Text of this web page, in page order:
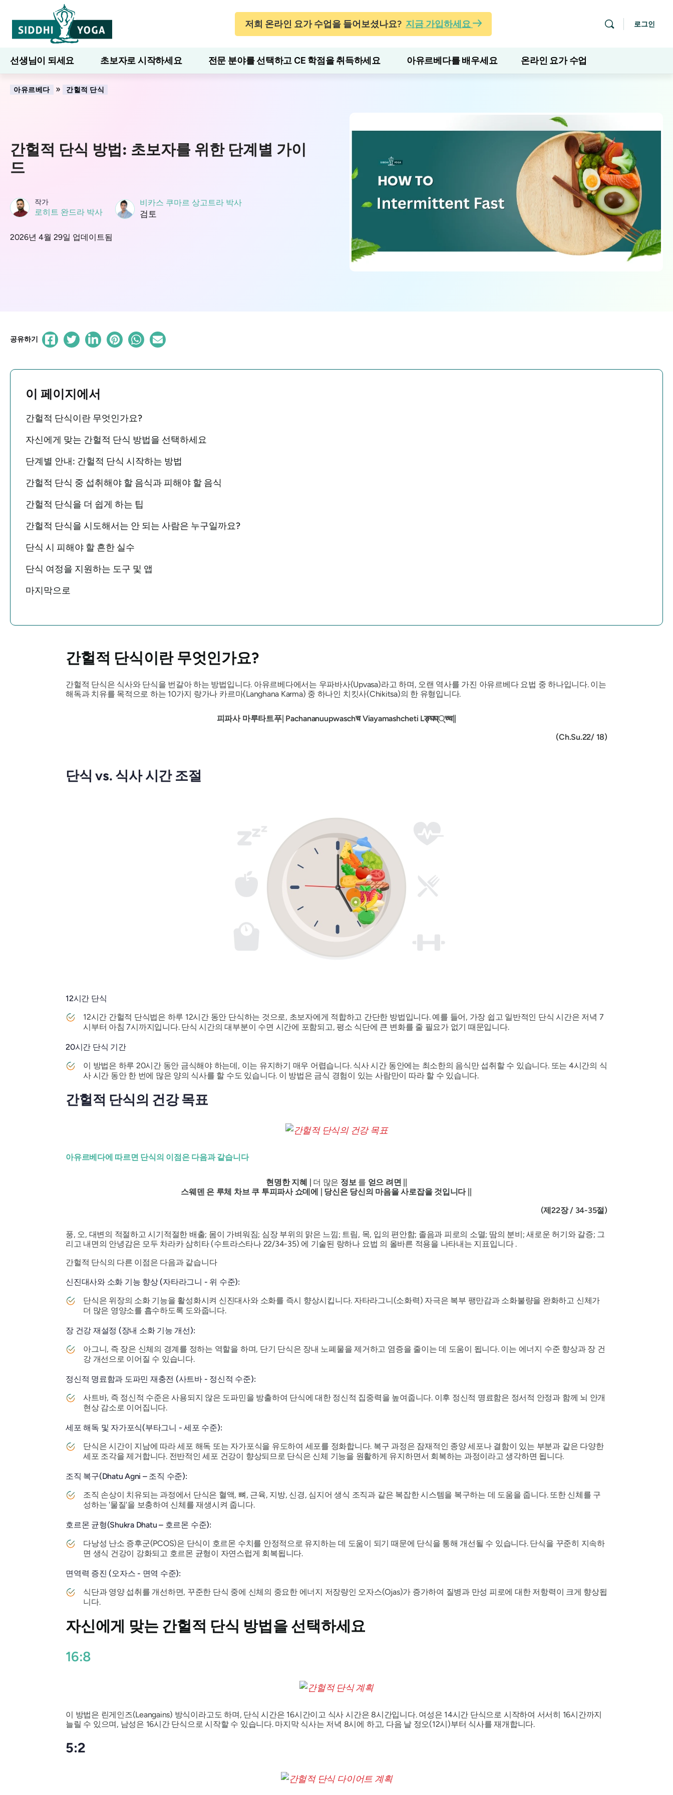
저희 온라인 요가 수업을 들어보셨나요? 지금 가입하세요 로그인
선생님이 되세요 초보자로 시작하세요 전문 분야를 선택하고 CE 학점을 취득하세요 아유르베다를 배우세요 온라인 요가 수업
7일간의 웰니스 블로그
아유르베다 » 간헐적 단식
간헐적 단식 방법: 초보자를 위한 단계별 가이
드
작가
로히트 완드라 박사
비카스 쿠마르 상고트라 박사
검토
2026년 4월 29일 업데이트됨
공유하기
이 페이지에서
간헐적 단식이란 무엇인가요?
자신에게 맞는 간헐적 단식 방법을 선택하세요
단계별 안내: 간헐적 단식 시작하는 방법
간헐적 단식 중 섭취해야 할 음식과 피해야 할 음식
간헐적 단식을 더 쉽게 하는 팁
간헐적 단식을 시도해서는 안 되는 사람은 누구일까요?
단식 시 피해야 할 흔한 실수
단식 여정을 지원하는 도구 및 앱
마지막으로
간헐적 단식이란 무엇인가요?
간헐적 단식은 식사와 단식을 번갈아 하는 방법입니다. 아유르베다에서는 우파바사(Upvasa)라고 하며, 오랜 역사를 가진 아유르베다 요법 중 하나입니다. 이는
해독과 치유를 목적으로 하는 10가지 랑가나 카르마(Langhana Karma) 중 하나인 치킷사(Chikitsa)의 한 유형입니다.
피파사 마루타트푸| Pachananuupwaschच Viayamashcheti Lङ्घघ््च्च||
(Ch.Su.22/ 18)
단식 vs. 식사 시간 조절
12시간 단식
12시간 간헐적 단식법은 하루 12시간 동안 단식하는 것으로, 초보자에게 적합하고 간단한 방법입니다. 예를 들어, 가장 쉽고 일반적인 단식 시간은 저녁 7
시부터 아침 7시까지입니다. 단식 시간의 대부분이 수면 시간에 포함되고, 평소 식단에 큰 변화를 줄 필요가 없기 때문입니다.
20시간 단식 기간
이 방법은 하루 20시간 동안 금식해야 하는데, 이는 유지하기 매우 어렵습니다. 식사 시간 동안에는 최소한의 음식만 섭취할 수 있습니다. 또는 4시간의 식
사 시간 동안 한 번에 많은 양의 식사를 할 수도 있습니다. 이 방법은 금식 경험이 있는 사람만이 따라 할 수 있습니다.
간헐적 단식의 건강 목표
아유르베다에 따르면 단식의 이점은 다음과 같습니다
현명한지혜 더 많은 정보를 얻으 려면
스웨덴 은 루체 차브 쿠 투피파사 쇼데에 | 당신은 당신의 마음을사로잡을 것입니다
(제22장 / 34-35절)
풍, 오, 대변의 적절하고 시기적절한 배출; 몸이 가벼워짐; 심장 부위의 맑은 느낌; 트림, 목, 입의 편안함; 졸음과 피로의 소멸; 땀의 분비; 새로운 허기와 갈증; 그
리고 내면의 안녕감은 모두 차라카 삼히타(수트라스타나 22/34-35) 에 기술된 랑하나 요법 의 올바른 적용을 나타내는 지표입니다 .
간헐적 단식의 다른 이점은 다음과 같습니다
신진대사와 소화 기능 향상 (자타라그니 - 위 수준):
단식은 위장의 소화 기능을 활성화시켜 신진대사와 소화를 즉시 향상시킵니다. 자타라그니(소화력) 자극은 복부 팽만감과 소화불량을 완화하고 신체가
더 많은 영양소를 흡수하도록 도와줍니다.
장 건강 재설정 (장내 소화 기능 개선):
아그니, 즉 장은 신체의 경계를 정하는 역할을 하며, 단기 단식은 장내 노폐물을 제거하고 염증을 줄이는 데 도움이 됩니다. 이는 에너지 수준 향상과 장 건
강 개선으로 이어질 수 있습니다.
정신적 명료함과 도파민 재충전 (사트바 - 정신적 수준):
사트바, 즉 정신적 수준은 사용되지 않은 도파민을 방출하여 단식에 대한 정신적 집중력을 높여줍니다. 이후 정신적 명료함은 정서적 안정과 함께 뇌 안개
현상 감소로 이어집니다.
세포 해독 및 자가포식(부타그니 - 세포 수준):
단식은 시간이 지남에 따라 세포 해독 또는 자가포식을 유도하여 세포를 정화합니다. 복구 과정은 잠재적인 종양 세포나 결함이 있는 부분과 같은 다양한
세포 조각을 제거합니다. 전반적인 세포 건강이 향상되므로 단식은 신체 기능을 원활하게 유지하면서 회복하는 과정이라고 생각하면 됩니다.
조직 복구(Dhatu Agni – 조직 수준):
조직 손상이 치유되는 과정에서 단식은 혈액, 뼈, 근육, 지방, 신경, 심지어 생식 조직과 같은 복잡한 시스템을 복구하는 데 도움을 줍니다. 또한 신체를 구
성하는 '물질'을 보충하여 신체를 재생시켜 줍니다.
호르몬 균형(Shukra Dhatu – 호르몬 수준):
다낭성 난소 증후군(PCOS)은 단식이 호르몬 수치를 안정적으로 유지하는 데 도움이 되기 때문에 단식을 통해 개선될 수 있습니다. 단식을 꾸준히 지속하
면 생식 건강이 강화되고 호르몬 균형이 자연스럽게 회복됩니다.
면역력 증진 (오자스 - 면역 수준):
식단과 영양 섭취를 개선하면, 꾸준한 단식 중에 신체의 중요한 에너지 저장량인 오자스(Ojas)가 증가하여 질병과 만성 피로에 대한 저항력이 크게 향상됩
니다.
자신에게 맞는 간헐적 단식 방법을 선택하세요
16:8
이 방법은 린게인즈(Leangains) 방식이라고도 하며, 단식 시간은 16시간이고 식사 시간은 8시간입니다. 여성은 14시간 단식으로 시작하여 서서히 16시간까지
늘릴 수 있으며, 남성은 16시간 단식으로 시작할 수 있습니다. 마지막 식사는 저녁 8시에 하고, 다음 날 정오(12시)부터 식사를 재개합니다.
5:2